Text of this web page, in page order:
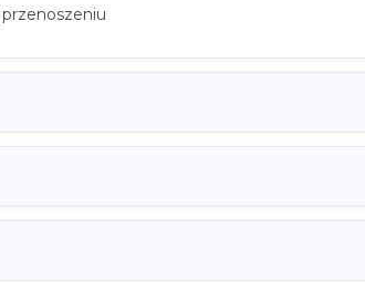
przenoszeniu